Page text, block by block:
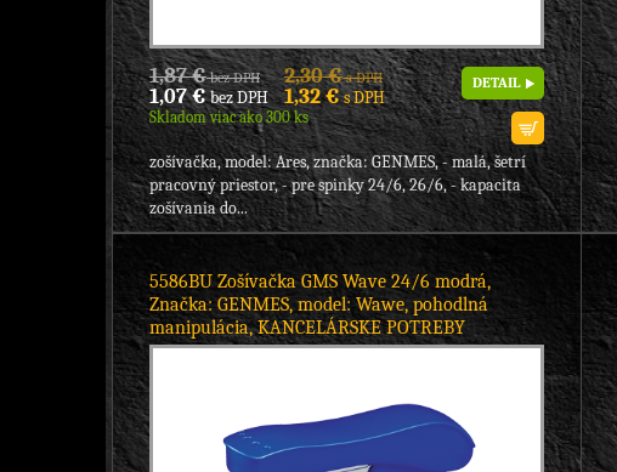
1,87 €bez DPH 2,30 €s DPH
1,07 €bez DPH 1,32 €s DPH
Skladom viac ako 300 ks
DETAIL
zošívačka, model: Ares, značka: GENMES, - malá, šetrí
pracovný priestor, - pre spinky 24/6, 26/6, - kapacita
zošívania do...
5586BU Zošívačka GMS Wave 24/6 modrá,
Značka: GENMES, model: Wawe, pohodlná
manipulácia, KANCELÁRSKE POTREBY